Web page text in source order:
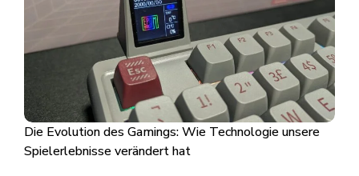
Die Evolution des Gamings: Wie Technologie unsere
Spielerlebnisse verändert hat